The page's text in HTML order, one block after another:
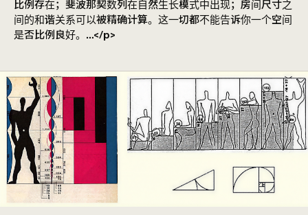
比例存在；斐波那契数列在自然生长模式中出现；房间尺寸之
间的和谐关系可以被精确计算。这一切都不能告诉你一个空间
是否比例良好。…</p>